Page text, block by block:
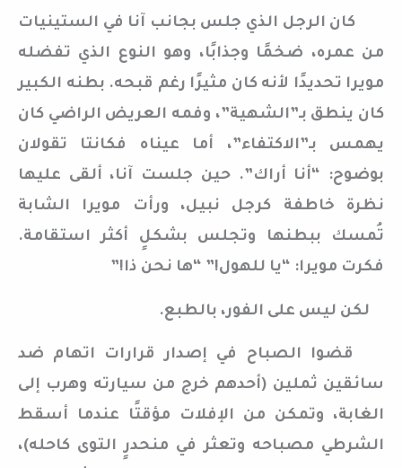
كان الرجل الذي جلس بجانب آنا في الستينيات
من عمره، ضخمًا وجذابًا، وهو النوع الذي تفضله
مويرا تحديدًا لأنه كان مثيرًا رغم قبحه. بطنه الكبير
كان ينطق بـ”الشهية”، وفمه العريض الراضي كان
يهمس بـ”الاكتفاء”، أما عيناه فكانتا تقولان
بوضوح: “أنا أراك”. حين جلست آنا، ألقى عليها
نظرة خاطفة كرجل نبيل، ورأت مويرا الشابة
تُمسك ببطنها وتجلس بشكلٍ أكثر استقامة.
فكرت مويرا: “يا للهول!” “ها نحن ذا!”
لكن ليس على الفور، بالطبع.
قضوا الصباح في إصدار قرارات اتهام ضد
سائقين ثملين (أحدهم خرج من سيارته وهرب إلى
الغابة، وتمكن من الإفلات مؤقتًا عندما أسقط
الشرطي مصباحه وتعثر في منحدرٍ التوى كاحله)،